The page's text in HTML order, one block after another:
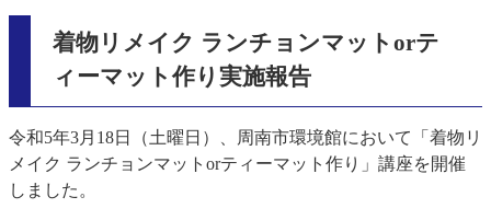
着物リメイク ランチョンマットorテ
ィーマット作り実施報告
令和5年3月18日（土曜日）、周南市環境館において「着物リ
メイク ランチョンマットorティーマット作り」講座を開催
しました。